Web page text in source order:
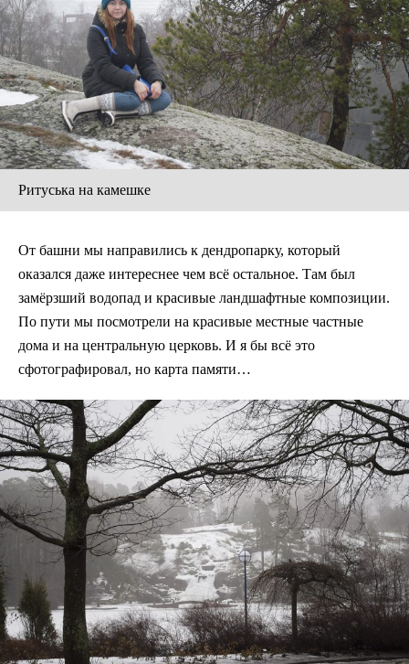
Ритуська на камешке
От башни мы направились к дендропарку, который
оказался даже интереснее чем всё остальное. Там был
замёрзший водопад и красивые ландшафтные композиции.
По пути мы посмотрели на красивые местные частные
дома и на центральную церковь. И я бы всё это
сфотографировал, но карта памяти…